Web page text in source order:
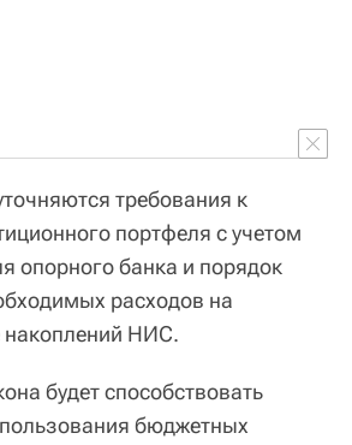
требования к
портфеля с учетом
опорного банка и порядок
расходов на
накоплений НИС.
будет способствовать
бюджетных